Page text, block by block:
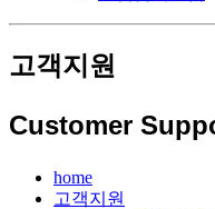
고객지원
Customer
home
고객지원